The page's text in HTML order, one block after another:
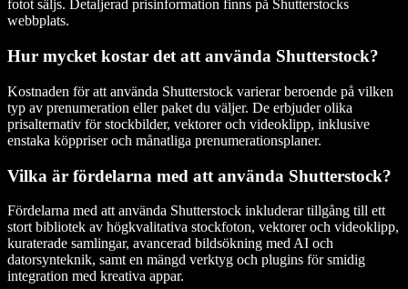
fotot säljs. Detaljerad prisinformation finns på Shutterstocks
webbplats.
Hur mycket kostar det att använda Shutterstock?
Kostnaden för att använda Shutterstock varierar beroende på vilken
typ av prenumeration eller paket du väljer. De erbjuder olika
prisalternativ för stockbilder, vektorer och videoklipp, inklusive
enstaka köppriser och månatliga prenumerationsplaner.
Vilka är fördelarna med att använda Shutterstock?
Fördelarna med att använda Shutterstock inkluderar tillgång till ett
stort bibliotek av högkvalitativa stockfoton, vektorer och videoklipp,
kuraterade samlingar, avancerad bildsökning med AI och
datorsynteknik, samt en mängd verktyg och plugins för smidig
integration med kreativa appar.